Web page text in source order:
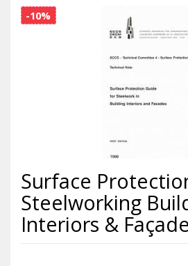
-10%
Surface
Steelworking
Interiors &